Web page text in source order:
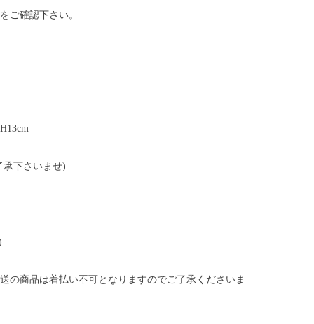
ご確認下さい。
承下さいませ)
の商品は着払い不可となりますのでご了承くださいま